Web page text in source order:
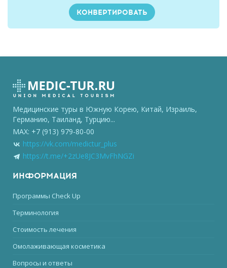
Медицинские туры в Южную Корею, Китай, Израиль,
Германию, Таиланд, Турцию...
MAX: +7 (913) 979-80-00
https://vk.com/medictur_plus
https://t.me/+2zUe8JC3MvFhNGZi
ИНФОРМАЦИЯ
Программы Check Up
Терминология
Стоимость лечения
Омолаживающая косметика
Вопросы и ответы